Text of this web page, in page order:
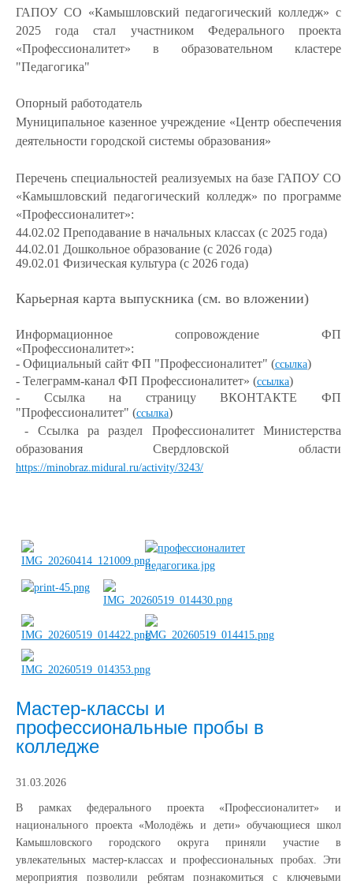
ГАПОУ СО «Камышловский педагогический колледж» с
2025 года стал участником Федерального проекта
«Профессионалитет» в образовательном кластере
"Педагогика"
Опорный работодатель
Муниципальное казенное учреждение «Центр обеспечения
деятельности городской системы образования»
Перечень специальностей реализуемых на базе ГАПОУ СО
«Камышловский педагогический колледж» по программе
«Профессионалитет»:
44.02.02 Преподавание в начальных классах (с 2025 года)
44.02.01 Дошкольное образование (с 2026 года)
49.02.01 Физическая культура (с 2026 года)
Карьерная карта выпускника (см. во вложении)
Информационное сопровождение ФП
«Профессионалитет»:
- Официальный сайт ФП "Профессионалитет" (ссылка)
- Телеграмм-канал ФП Профессионалитет» (ссылка)
- Ссылка на страницу ВКОНТАКТЕ ФП
"Профессионалитет" (ссылка)
- Ссылка ра раздел Профессионалитет Министерства
образования Свердловской области
https://minobraz.midural.ru/activity/3243/
Мастер-классы и
профессиональные пробы в
колледже
31.03.2026
В рамках федерального проекта «Профессионалитет» и
национального проекта «Молодёжь и дети» обучающиеся школ
Камышловского городского округа приняли участие в
увлекательных мастер-классах и профессиональных пробах. Эти
мероприятия позволили ребятам познакомиться с ключевыми